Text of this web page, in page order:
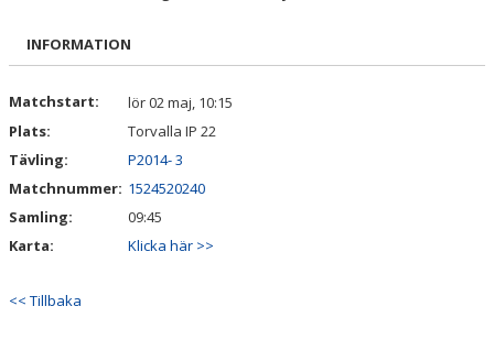
BILDGALLERI
KONTAKT
INFORMATION
Matchstart:
lör 02 maj, 10:15
Plats:
Torvalla IP 22
Tävling:
P2014- 3
Matchnummer: 1524520240
Samling:
09:45
Karta:
Klicka här >>
<< Tillbaka